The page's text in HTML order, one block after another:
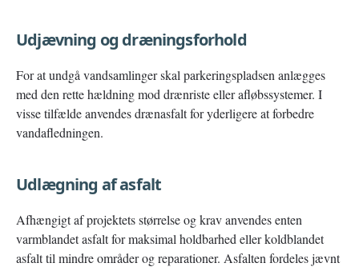
Udjævning og dræningsforhold
For at undgå vandsamlinger skal parkeringspladsen anlægges
med den rette hældning mod drænriste eller afløbssystemer. I
visse tilfælde anvendes drænasfalt for yderligere at forbedre
vandafledningen.
Udlægning af asfalt
Afhængigt af projektets størrelse og krav anvendes enten
varmblandet asfalt for maksimal holdbarhed eller koldblandet
asfalt til mindre områder og reparationer. Asfalten fordeles jævnt